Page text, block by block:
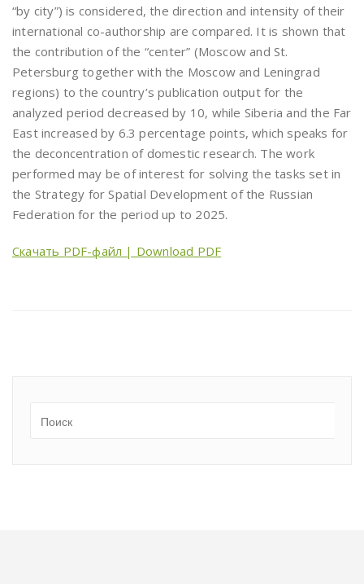
“by city”) is considered, the direction and intensity of their
international co-authorship are compared. It is shown that
the contribution of the “center” (Moscow and St.
Petersburg together with the Moscow and Leningrad
regions) to the country’s publication output for the
analyzed period decreased by 10, while Siberia and the Far
East increased by 6.3 percentage points, which speaks for
the deconcentration of domestic research. The work
performed may be of interest for solving the tasks set in
the Strategy for Spatial Development of the Russian
Federation for the period up to 2025.
Скачать PDF-файл | Download PDF